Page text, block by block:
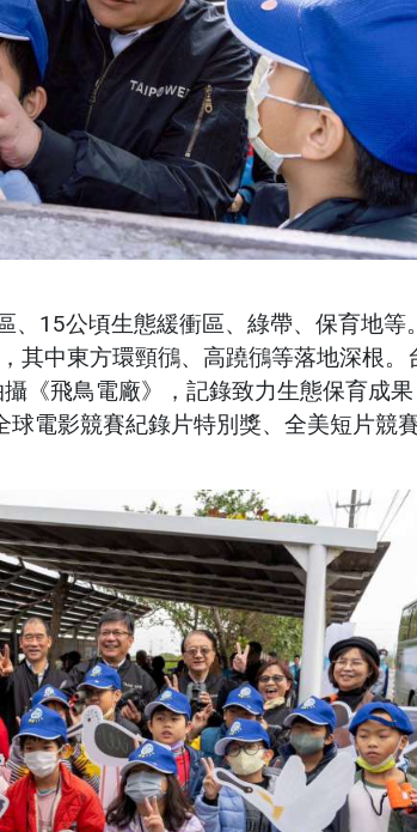
、15公頃生態緩衝區、綠帶、保育地等
其中東方環頸鴴、高蹺鴴等落地深根。
《飛鳥電廠》，記錄致力生態保育成
電影競賽紀錄片特別獎、全美短片競